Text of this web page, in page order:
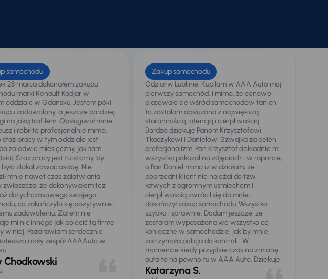
samochodu
28 marca dokonałem zakupu
marki Renault Kadjar w
oddziale w Gdańsku. Jestem póki
zadowolony, a jeszcze bardziej
na jaką trafiłem. Obsługiwał mnie
i robił to profesjonalnie mimo,
staż pracy w tym oddziale jest
zaledwie miesięczny, jak sam
Staż pracy jest tu istotny, by
zlokalizować osobę. Nie
mnie nawet czas załatwiania
zwłaszcza, że dokonywałem też
dotychczasowego swojego
co zakończyło się pozytywnie i
zadowoleniu. Zatem nie
mi nic innego jak polecić tą firmę
w niej. Pozdrawiam serdecznie
i cały zespół AAAAuto w
Chodkowski
Zakup samochodu
Odział w Lublinie. Kupiłam w AAA Auto mój
pierwszy samochód, i mimo, że cenowo
plasowało się wśród samochodów tanich
to zostałam obsłużona z największą
starannością, atencją i cierpliwością.
Bardzo dziękuję Panom Krzysztofowi
Tkaczykowi i Danielowi Szwajka za pełen
profesjonalizm. Pan Krzysztof dokładnie mi
wszystko pokazał na zdjęciach i w raporcie,
a Pan Daniel mimo iż widziałam, że
poprzedni klient nie należał do tzw.
łatwych z ogromnym uśmiechem i
cierpliwością zwrócił się do mnie i
dokończył zakup samochodu. Wszystko
szybko i sprawnie. Dodam jeszcze, że
zostałam wyposażona we wszystko co
konieczne w samochodzie, jak by mnie
zatrzymała policja do kontroli . W
momencie kiedy przyjdzie czas na zmianę
auta to na pewno tu w AAA Auto. Dziękuję.
Katarzyna S.